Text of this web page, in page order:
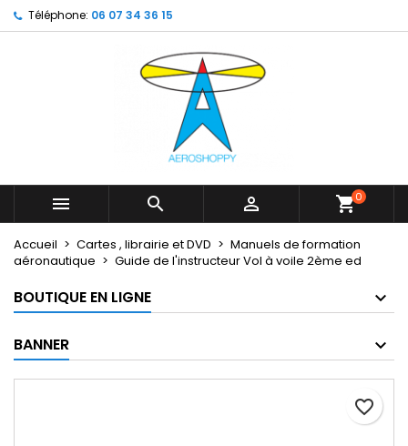
Téléphone: 06 07 34 36 15
   shopping_cart0
Accueil Cartes , librairie et DVD
Manuels de formation
aéronautique
Guide de l'instructeur Vol à voile 2ème ed
BOUTIQUE EN LIGNE
BANNER
favorite_border
My wishlists ×
Create new list
Créer une liste d'envies ×
Nom de la liste d'envies
Connexion ×
Vous devez être connecté pour ajouter des produits
Annuler